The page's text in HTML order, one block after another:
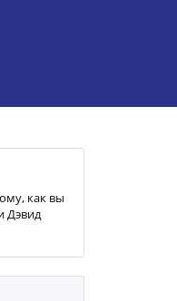
как вы
Дэвид